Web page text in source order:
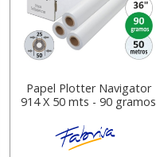
Papel Plotter Navigator
914 X 50 mts - 90 gramos